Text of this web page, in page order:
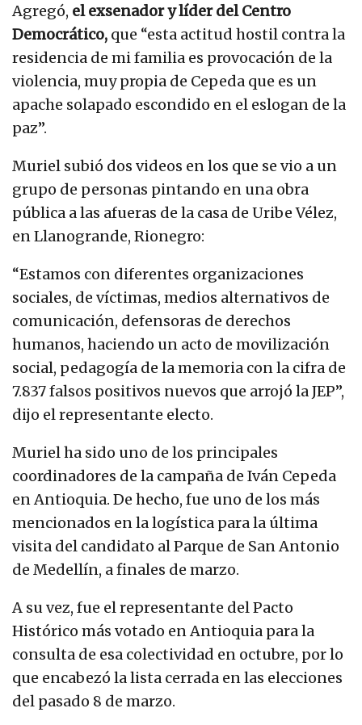
Agregó, el exsenador y líder del Centro
Democrático, que “esta actitud hostil contra la
residencia de mi familia es provocación de la
violencia, muy propia de Cepeda que es un
apache solapado escondido en el eslogan de la
paz”.
Muriel subió dos videos en los que se vio a un
grupo de personas pintando en una obra
pública a las afueras de la casa de Uribe Vélez,
en Llanogrande, Rionegro:
“Estamos con diferentes organizaciones
sociales, de víctimas, medios alternativos de
comunicación, defensoras de derechos
humanos, haciendo un acto de movilización
social, pedagogía de la memoria con la cifra de
7.837 falsos positivos nuevos que arrojó la JEP”,
dijo el representante electo.
Muriel ha sido uno de los principales
coordinadores de la campaña de Iván Cepeda
en Antioquia. De hecho, fue uno de los más
mencionados en la logística para la última
visita del candidato al Parque de San Antonio
de Medellín, a finales de marzo.
A su vez, fue el representante del Pacto
Histórico más votado en Antioquia para la
consulta de esa colectividad en octubre, por lo
que encabezó la lista cerrada en las elecciones
del pasado 8 de marzo.